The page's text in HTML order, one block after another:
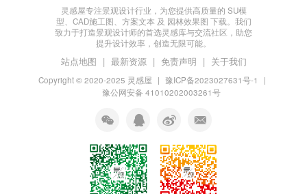
灵感屋专注景观设计行业，为您提供高质量的 SU模
型、CAD施工图、方案文本 及 园林效果图 下载。我们
致力于打造景观设计师的首选灵感库与交流社区，助您
提升设计效率，创造无限可能。
站点地图 | 最新资源 | 免责声明 | 关于我们
Copyright © 2020-2025 灵感屋 | 豫ICP备2023027631号-1
|
豫公网安备 41010202003261号